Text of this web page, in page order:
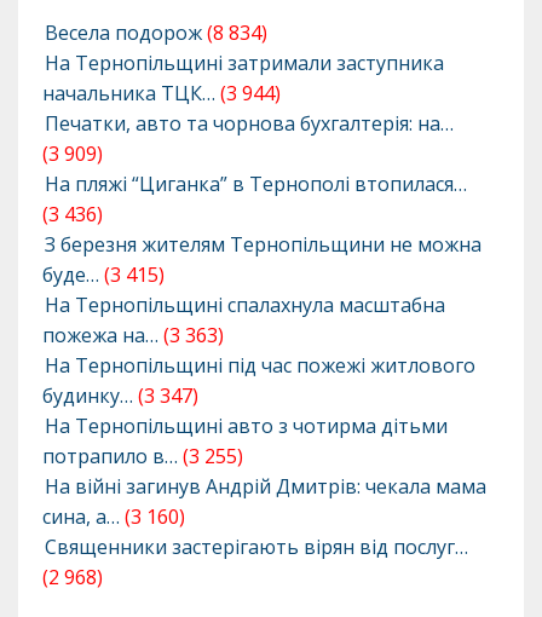
Весела подорож(8 834)
На Тернопільщині затримали заступника
начальника ТЦК… (3 944)
Печатки, авто та чорнова бухгалтерія: на…
(3 909)
На пляжі “Циганка” в Тернополі втопилася…
(3 436)
З березня жителям Тернопільщини не можна
буде… (3 415)
На Тернопільщині спалахнула масштабна
пожежа на… (3 363)
На Тернопільщині під час пожежі житлового
будинку… (3 347)
На Тернопільщині авто з чотирма дітьми
потрапило в… (3 255)
На війні загинув Андрій Дмитрів: чекала мама
сина, а… (3 160)
Священники застерігають вірян від послуг…
(2 968)